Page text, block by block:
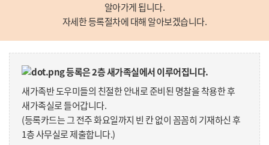
알아가게 됩니다.
자세한 등록절차에 대해 알아보겠습니다.
등록은 2층 새가족실에서 이루어집니다.
새가족반 도우미들의 친절한 안내로 준비된 명찰을 착용한 후
새가족실로 들어갑니다.
(등록카드는 그 전주 화요일까지 빈 칸 없이 꼼꼼히 기재하신 후
1층 사무실로 제출합니다.)